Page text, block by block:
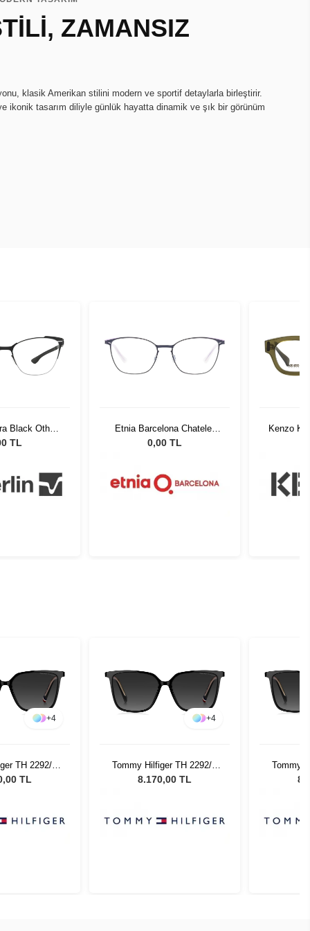
ZAMANSIZ
klasik Amerikan stilini modern ve sportif detaylarla birleştirir.
ikonik tasarım diliyle günlük hayatta dinamik ve şık bir görünüm
Black Other
TL
Etnia Barcelona Chatelet
BLPK 53
0,00 TL
Kenzo
+4
TH 2292/S
Güneş
TL
+4
Tommy Hilfiger TH 2292/S
8079O - 55 Kadın Güneş
8.170,00 TL
Tommy
8079O